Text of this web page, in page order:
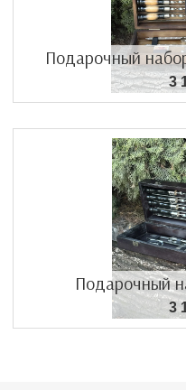
Подарочный
3
Подарочный
3